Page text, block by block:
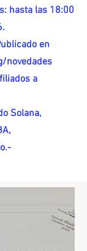
hasta las 18:00
en
novedades
a
Solana,